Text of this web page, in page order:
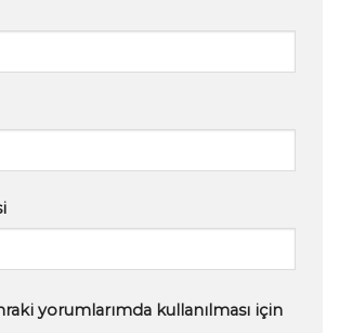
yorumlarımda kullanılması için